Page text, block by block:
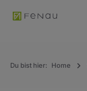
springen
Du bist hier: Home